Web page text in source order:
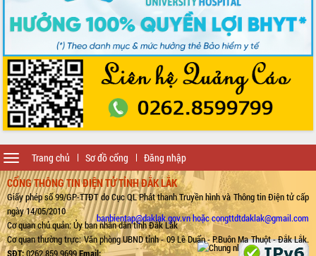
Trang chủ Sơ đồ cổng Đăng nhập
Toggle
navigation
CỔNG THÔNG TIN ĐIỆN TỬ TỈNH ĐẮK LẮK
Giấy phép số 99/GP-TTĐT do Cục QL Phát thanh Truyền hình và Thông tin Điện tử cấp
ngày 14/05/2010
Cơ quan chủ quản: Ủy ban nhân dân tỉnh Đắk Lắk
Cơ quan thường trực: Văn phòng UBND tỉnh - 09 Lê Duẩn - P.Buôn Ma Thuột - Đắk Lắk.
banbientap@daklak.gov.vn hoặc congttdtdaklak@gmail.com